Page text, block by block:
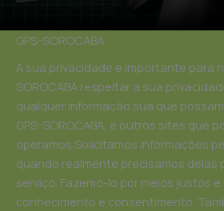
GPS-SOROCABA
A sua privacidade é importante para
SOROCABA respeitar a sua
qualquer informação sua que
GPS-SOROCABA, e outros sites que
operamos.Solicitamos informações
quando realmente precisamos delas
serviço. Fazemo-lo por meios justos
conhecimento e consentimento.